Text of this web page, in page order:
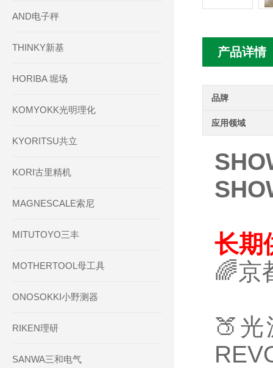
产品详情
品牌
应用领域
长期
🌈京
🍑光
AND电子秤
THINKY新基
HORIBA 堀场
KOMYOKK光明理化
KYORITSU共立
KORI古里精机
MAGNESCALE索尼
MITUTOYO三丰
MOTHERTOOL母工具
ONOSOKKI小野测器
RIKEN理研
SANWA三和电气